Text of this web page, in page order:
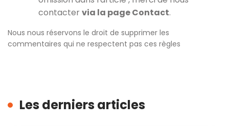
contacter via la page Contact.
Nous nous réservons le droit de supprimer les
commentaires qui ne respectent pas ces règles
Les derniers articles